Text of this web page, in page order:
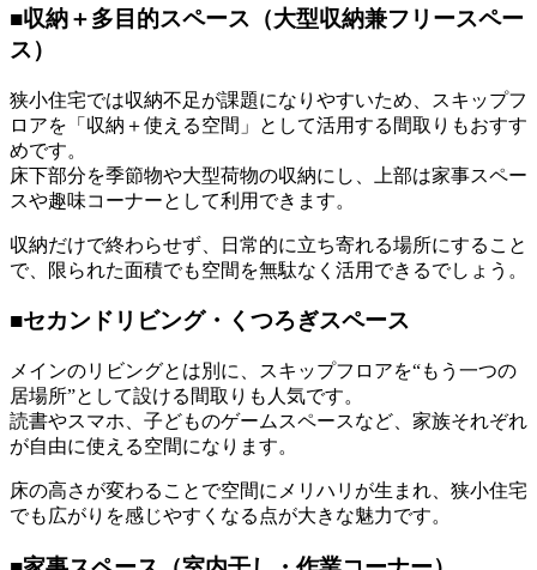
■収納＋多目的スペース（大型収納兼フリースペー
ス）
狭小住宅では収納不足が課題になりやすいため、スキップフ
ロアを「収納＋使える空間」として活用する間取りもおすす
めです。
床下部分を季節物や大型荷物の収納にし、上部は家事スペー
スや趣味コーナーとして利用できます。
収納だけで終わらせず、日常的に立ち寄れる場所にすること
で、限られた面積でも空間を無駄なく活用できるでしょう。
■セカンドリビング・くつろぎスペース
メインのリビングとは別に、スキップフロアを“もう一つの
居場所”として設ける間取りも人気です。
読書やスマホ、子どものゲームスペースなど、家族それぞれ
が自由に使える空間になります。
床の高さが変わることで空間にメリハリが生まれ、狭小住宅
でも広がりを感じやすくなる点が大きな魅力です。